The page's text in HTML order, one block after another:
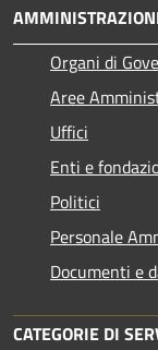
Organi di
Aree
Uffici
Enti e
Politici
Personale
Documenti e
CATEGORIE DI